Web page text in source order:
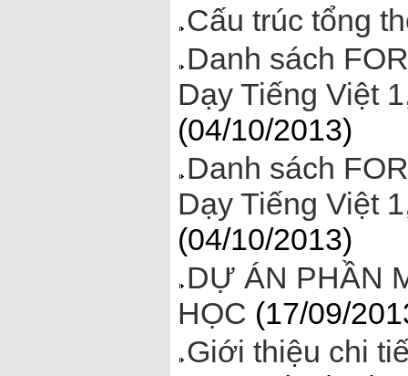
Cấu trúc tổng
Danh sách
Dạy Tiếng Việt
(04/10/2013)
Danh sách
Dạy Tiếng Việt
(04/10/2013)
DỰ ÁN PHẦN
HỌC (17/09/
Giới thiệu chi